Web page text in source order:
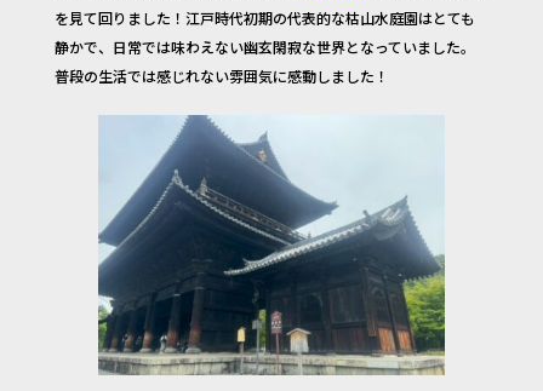
を見て回りました！江戸時代初期の代表的な枯山水庭園はとても
静かで、日常では味わえない幽玄閑寂な世界となっていました。
普段の生活では感じれない雰囲気に感動しました！